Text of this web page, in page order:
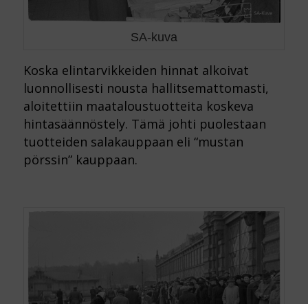
SA-kuva
Koska elintarvikkeiden hinnat alkoivat
luonnollisesti nousta hallitsemattomasti,
aloitettiin maataloustuotteita koskeva
hintasäännöstely. Tämä johti puolestaan
tuotteiden salakauppaan eli “mustan
pörssin” kauppaan.